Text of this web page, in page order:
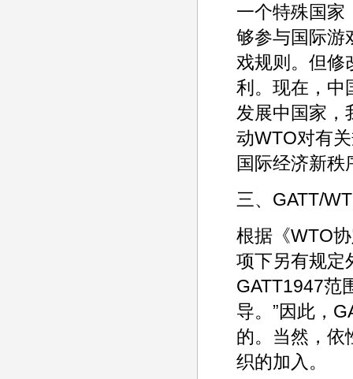
一个特殊国家
够参与国际游
戏规则。但修
利。现在，中
发展中国家，
动WTO对有
国际经济新秩
三、GATT/
根据《WTO
项下另有规定
GATT1947范
导。”因此，
的。当然，依
织的加入。